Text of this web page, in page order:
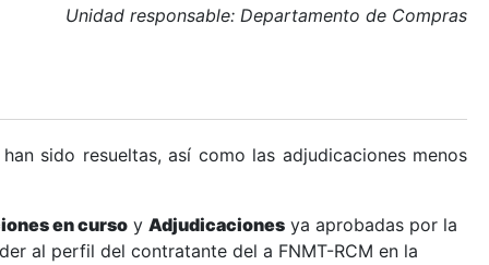
Unidad responsable: Departamento de Compras
sido resueltas, así como las adjudicaciones menos
en curso y Adjudicaciones ya aprobadas por la
al perfil del contratante del a FNMT-RCM en la